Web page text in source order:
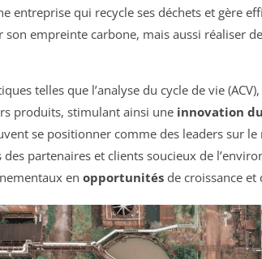
entreprise qui recycle ses déchets et gère
empreinte carbone, mais aussi réaliser
telles que l’analyse du cycle de vie
produits, stimulant ainsi une innovation
se positionner comme des leaders sur
partenaires et clients soucieux de
en opportunités de croissance et